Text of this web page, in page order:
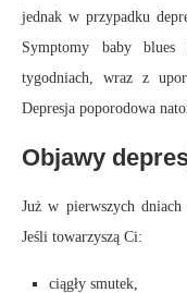
jednak w przypadku
Symptomy baby
tygodniach, wraz z
Depresja poporodowa
Objawy
Już w pierwszych dniach
Jeśli towarzyszą Ci:
ciągły smutek,